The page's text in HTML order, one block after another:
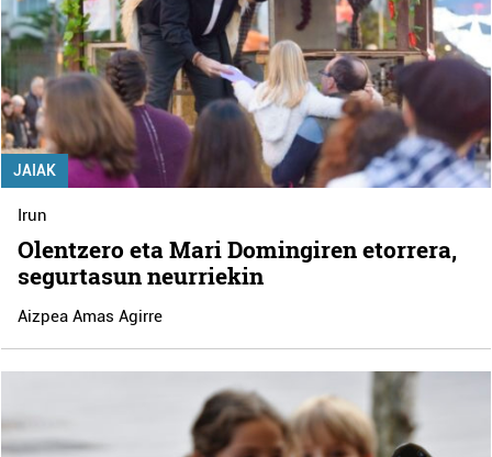
JAIAK
Irun
Olentzero eta Mari Domingiren etorrera,
segurtasun neurriekin
Aizpea Amas Agirre